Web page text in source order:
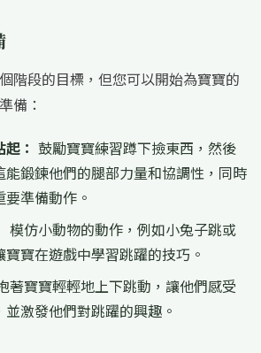
階段的目標，但您可以開始為寶寶的
備：
： 鼓勵寶寶練習蹲下撿東西，然後
能鍛鍊他們的腿部力量和協調性，同時
準備動作。
模仿小動物的動作，例如小兔子跳或
寶寶在遊戲中學習跳躍的技巧。
著寶寶輕輕地上下跳動，讓他們感受
激發他們對跳躍的興趣。